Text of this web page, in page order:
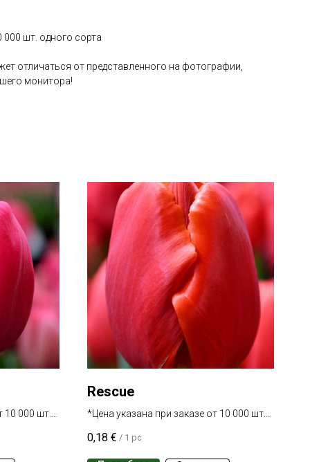
000 шт. одного сорта
отличаться от представленного на фотографии,
монитора!
10 000 шт.
Rescue
*Цена указана при заказе от 10 000 шт.
0,18 € / 1 pc